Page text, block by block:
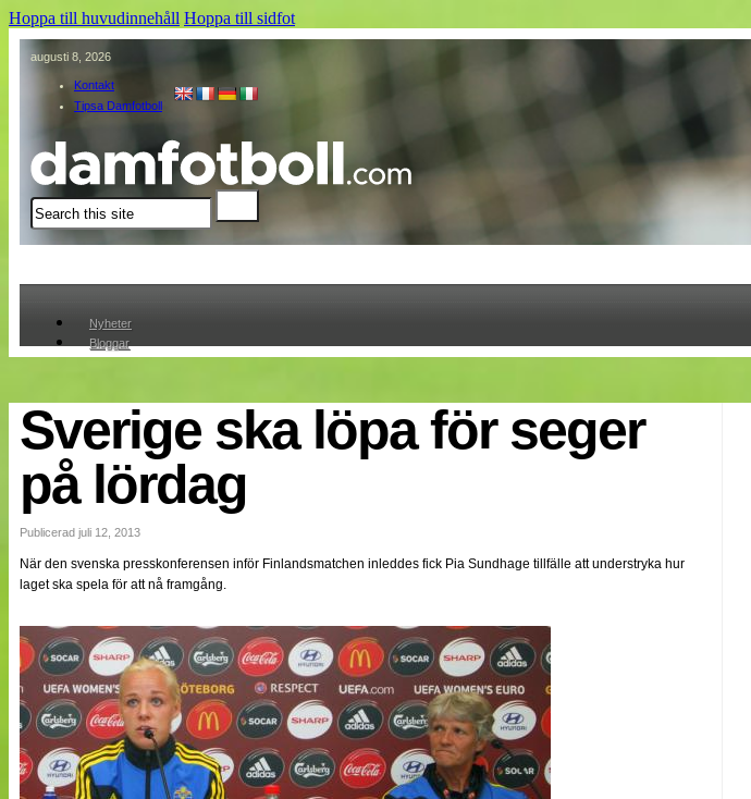
Hoppa till huvudinnehåll Hoppa till sidfot
augusti 8, 2026
Kontakt
Tipsa Damfotboll
Sök
Nyheter
Bloggar
Cuper
Medlemmar
Medlemsbilder
Till klubbkassan
Om oss
NÄTverket
Nyheter
Lagen
Webb-TV
Cuper
Medlemmar
Medlemsbilder
Till klubbkassan
Om oss
NÄTverket
Split vision
Sverige ska löpa för seger
på lördag
Publicerad juli 12, 2013
När den svenska presskonferensen inför Finlandsmatchen inleddes fick Pia Sundhage tillfälle att understryka hur
laget ska spela för att nå framgång.